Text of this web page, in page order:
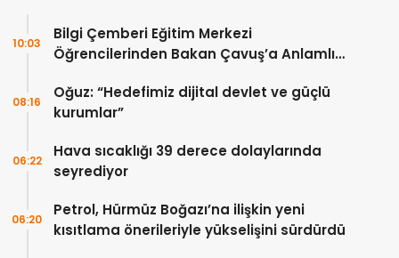
Bilgi Çemberi Eğitim Merkezi
Öğrencilerinden Bakan Çavuş’a Anlamlı
10:03
Oğuz: “Hedefimiz dijital devlet ve güçlü
kurumlar”
08:16
Hava sıcaklığı 39 derece dolaylarında
seyrediyor
06:22
Petrol, Hürmüz Boğazı’na ilişkin yeni
kısıtlama önerileriyle yükselişini sürdürdü
06:20